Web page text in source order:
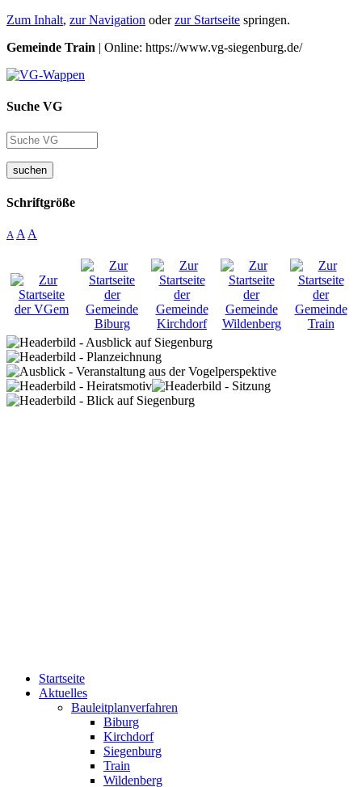
Zum Inhalt, zur Navigation oderzur Startseite springen.
Gemeinde Train | Online: https://www.vg-siegenburg.de/
Suche VG
suchen
Schriftgröße
A A A
Startseite
Aktuelles
Bauleitplanverfahren
Biburg
Kirchdorf
Siegenburg
Train
Wildenberg